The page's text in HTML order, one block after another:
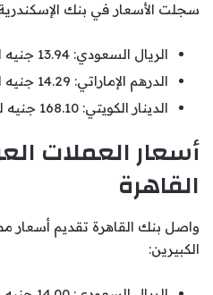
سجلت الأسعار في بنك
الريال السعودي: 13.94 جنيه للشراء و14.04 جنيه للبيع.
الدرهم الإماراتي: 14.29 جنيه للشراء و14.34 جنيه للبيع.
الدينار الكويتي: 168.10 جنيه للشراء و172.10 جنيه للبيع.
أسعار العملات
القاهرة
واصل بنك القاهرة تقديم أسعار
الكبيرين: